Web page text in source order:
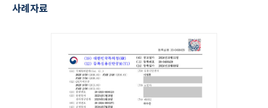
사례자료